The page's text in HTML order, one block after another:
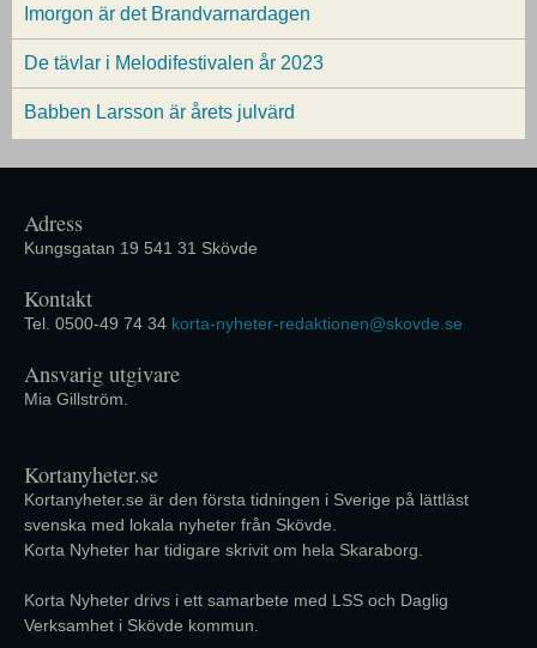
Imorgon är det Brandvarnardagen
De tävlar i Melodifestivalen år 2023
Babben Larsson är årets julvärd
Adress
Kungsgatan 19 541 31 Skövde
Kontakt
Tel. 0500-49 74 34 korta-nyheter-redaktionen@skovde.se
Ansvarig utgivare
Mia Gillström.
Kortanyheter.se
Kortanyheter.se är den första tidningen i Sverige på lättläst
svenska med lokala nyheter från Skövde.
Korta Nyheter har tidigare skrivit om hela Skaraborg.
Korta Nyheter drivs i ett samarbete med LSS och Daglig
Verksamhet i Skövde kommun.